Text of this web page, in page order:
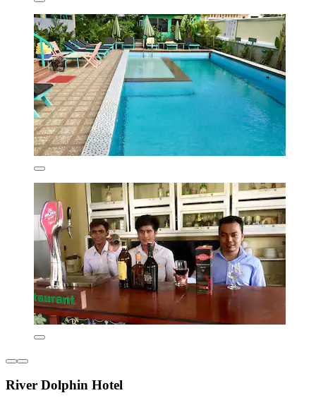
River Dolphin Hotel